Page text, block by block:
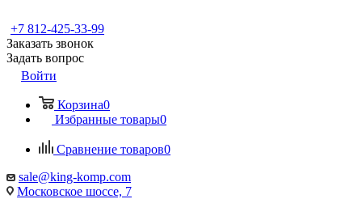
+7 812-425-33-99
Заказать звонок
Задать вопрос
Войти
Корзина0
Избранные товары0
Сравнение товаров0
sale@king-komp.com
Московское шоссе, 7